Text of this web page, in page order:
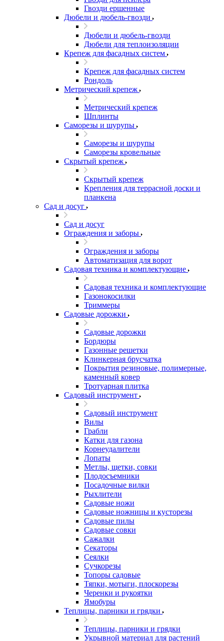
Гвозди ершенные
Дюбели и дюбель-гвозди
Дюбели и дюбель-гвозди
Дюбели для теплоизоляции
Крепеж для фасадных систем
Крепеж для фасадных систем
Рондоль
Метрический крепеж
Метрический крепеж
Шплинты
Саморезы и шурупы
Саморезы и шурупы
Саморезы кровельные
Скрытый крепеж
Скрытый крепеж
Крепления для террасной доски и
планкена
Сад и досуг
Сад и досуг
Ограждения и заборы
Ограждения и заборы
Автоматизация для ворот
Садовая техника и комплектующие
Садовая техника и комплектующие
Газонокосилки
Триммеры
Садовые дорожки
Садовые дорожки
Бордюры
Газонные решетки
Клинкерная брусчатка
Покрытия резиновые, полимерные,
каменный ковер
Тротуарная плитка
Садовый инструмент
Садовый инструмент
Вилы
Грабли
Катки для газона
Корнеудалители
Лопаты
Метлы, щетки, совки
Плодосъемники
Посадочные вилки
Рыхлители
Садовые ножи
Садовые ножницы и кусторезы
Садовые пилы
Садовые совки
Сажалки
Секаторы
Сеялки
Сучкорезы
Топоры садовые
Тяпки, мотыги, плоскорезы
Черенки и рукоятки
Ямобуры
Теплицы, парники и грядки
Теплицы, парники и грядки
Укрывной материал для растений